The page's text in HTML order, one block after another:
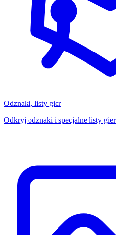
Odznaki, listy gier
Odkryj odznaki i specjalne listy gier